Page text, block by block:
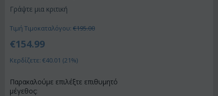
Γράψτε μια κριτική
Τιμή Τιμοκαταλόγου: €195.00
€154.99
Κερδίζετε: €40.01 (21%)
Παρακαλούμε επιλέξτε επιθυμητό
μέγεθος: